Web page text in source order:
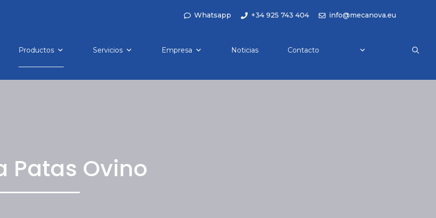
Whatsapp +34 925 743 404 info@mecanova.eu
Productos Servicios Empresa Noticias Contacto
Patas Ovino